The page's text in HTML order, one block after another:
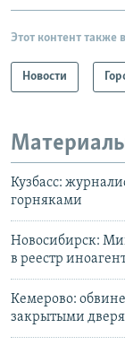
Этот контент также
Новости
Кузбасс:
горняками
Новосибирск:
в реестр
Кемерово:
закрытыми